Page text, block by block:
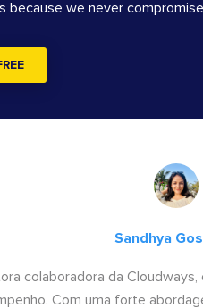
because we never
Sandhya
colaboradora da
Com uma forte